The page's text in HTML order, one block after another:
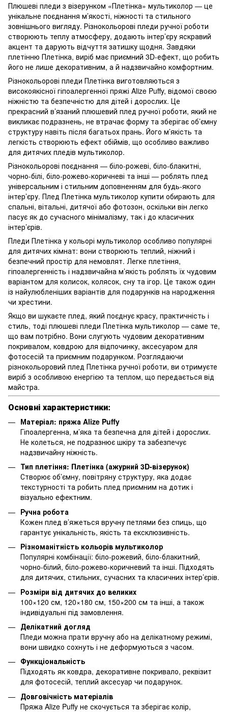
Плюшеві пледи з візерунком «Плетінка» мультиколор — це
унікальне поєднання м’якості, ніжності та стильного
зовнішнього вигляду. Різнокольорові пледи ручної роботи
створюють теплу атмосферу, додають інтер’єру яскравий
акцент та дарують відчуття затишку щодня. Завдяки
плетінню Плетінка, виріб має приємний 3D-ефект, що робить
його не лише декоративним, а й надзвичайно комфортним.
Різнокольорові пледи Плетінка виготовляються з
високоякісної гіпоалергенної пряжі Alize Puffy, відомої своєю
ніжністю та безпечністю для дітей і дорослих. Це
прекрасний в’язаний плюшевий плед ручної роботи, який не
викликає подразнень, не втрачає форму та зберігає об’ємну
структуру навіть після багатьох прань. Його м’якість та
легкість створюють ефект обіймів, що особливо важливо
для дитячих пледів мультиколор.
Різнокольорові поєднання — біло-рожеві, біло-блакитні,
чорно-білі, біло-рожево-коричневі та інші — роблять плед
універсальним і стильним доповненням для будь-якого
інтер’єру. Плед Плетінка мультиколор купити обирають для
спальні, вітальні, дитячої або фотозон, оскільки він легко
пасує як до сучасного мінімалізму, так і до класичних
інтер’єрів.
Пледи Плетінка у кольорі мультиколор особливо популярні
для дитячих кімнат: вони створюють теплий, ніжний і
безпечний простір для немовлят. Легке плетіння,
гіпоалергенність і надзвичайна м’якість роблять їх чудовим
варіантом для колисок, колясок, сну та ігор. Це також один
із найулюбленіших варіантів для подарунків на народження
чи хрестини.
Якщо ви шукаєте плед, який поєднує красу, практичність і
стиль, тоді плюшеві пледи Плетінка мультиколор — саме те,
що вам потрібно. Вони слугують чудовим декоративним
покривалом, ковдрою для відпочинку, аксесуаром для
фотосесій та приємним подарунком. Розглядаючи
різнокольоровий плед Плетінка ручної роботи, ви отримуєте
виріб з особливою енергією та теплом, що передається від
майстра.
Основні характеристики:
Матеріал: пряжа Alize Puffy
Гіпоалергенна, м’яка та безпечна для дітей і дорослих.
Не колеться, не подразнює шкіру та забезпечує
надзвичайну ніжність.
Тип плетіння: Плетінка (ажурний 3D-візерунок)
Створює об’ємну, повітряну структуру, яка додає
текстурності та робить плед приємним на дотик і
візуально ефектним.
Ручна робота
Кожен плед в’яжеться вручну петлями без спиць, що
гарантує унікальність, якість та ексклюзивність.
Різноманітність кольорів мультиколор
Популярні комбінації: біло-рожевий, біло-блакитний,
чорно-білий, біло-рожево-коричневий та інші. Підходять
для дитячих, стильних, сучасних та класичних інтер’єрів.
Розміри від дитячих до великих
100×120 см, 120×180 см, 150×200 см та інші, а також
індивідуальні під замовлення.
Делікатний догляд
Пледи можна прати вручну або на делікатному режимі,
вони швидко сохнуть і не деформуються з часом.
Функціональність
Підходять як ковдра, декоративне покривало, реквізит
для фотосесій, теплий аксесуар чи подарунок.
Довговічність матеріалів
Пряжа Alize Puffy не скочується та зберігає колір,